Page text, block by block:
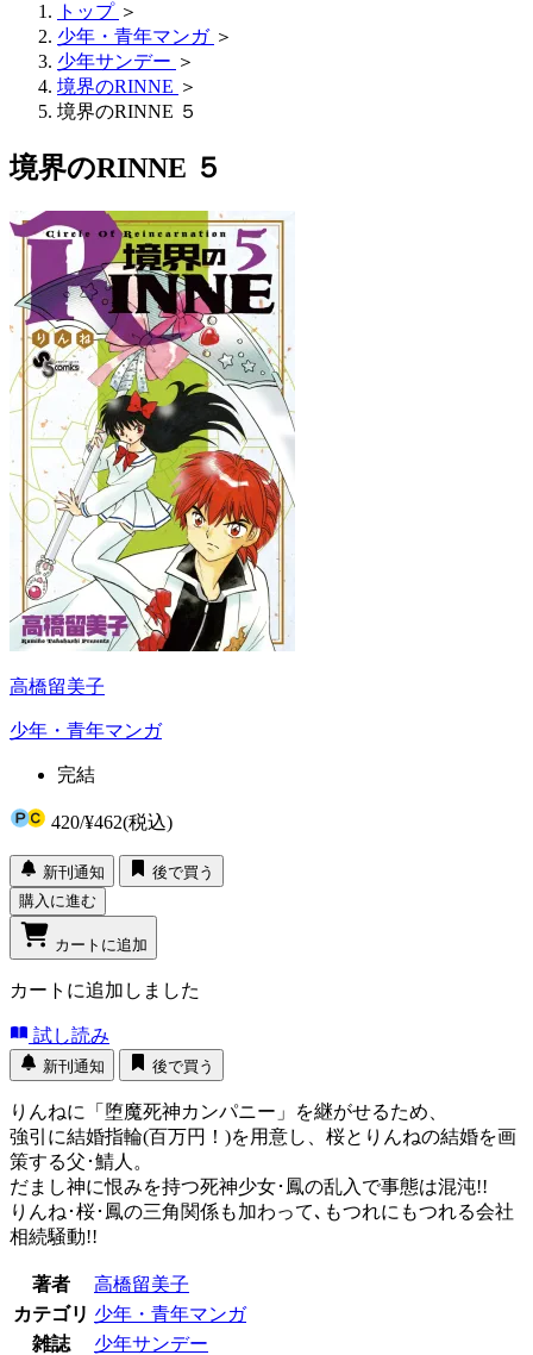
トップ ＞
少年・青年マンガ ＞
少年サンデー ＞
境界のRINNE ＞
境界のRINNE ５
境界のRINNE ５
高橋留美子
少年・青年マンガ
完結
420/¥462(税込)
新刊通知
後で買う
購入に進む
カートに追加
カートに追加しました
試し読み
新刊通知 後で買う
りんねに「堕魔死神カンパニー」を継がせるため、
強引に結婚指輪(百万円！)を用意し、桜とりんねの結婚を画
策する父･鯖人。
だまし神に恨みを持つ死神少女･鳳の乱入で事態は混沌!!
りんね･桜･鳳の三角関係も加わって､もつれにもつれる会社
相続騒動!!
著者
高橋留美子
カテゴリ 少年・青年マンガ
雑誌
少年サンデー